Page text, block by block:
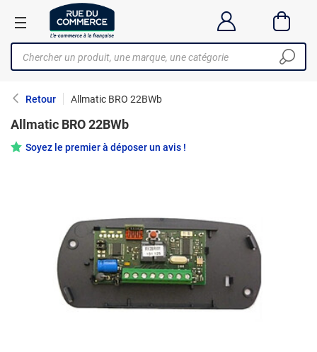
Retour Allmatic BRO 22BWb
Allmatic BRO 22BWb
Soyez le premier à déposer un avis !